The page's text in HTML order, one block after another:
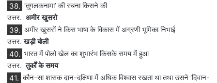
38. ‘तुगलकनामा’ की रचना किसने की
उत्तर. अमीर खुसरो
39. अमीर खुसरों ने किस भाषा के विकास में अग्रणी भूमिका निभाई
उत्तर.खड़ी बोली
40. भारत में पोलो खेल का शुभारंभ किसके समय में हुआ
उत्तर. तुर्कों के समय
41. कौन-सा शासक दान-दक्षिणा में अधिक विश्वास रखता था तथा उसने ‘दिवान-